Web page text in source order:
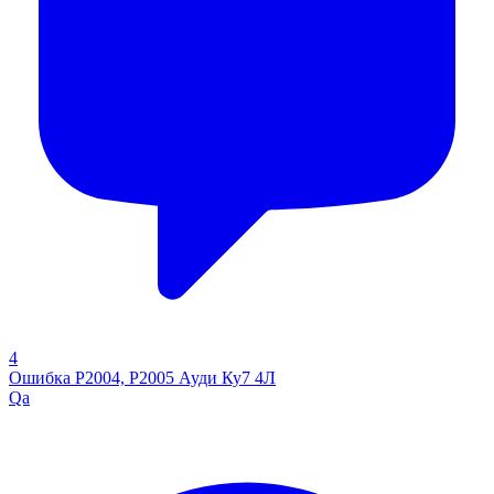
4
Ошибка P2004, P2005 Ауди Ку7 4Л
Qa